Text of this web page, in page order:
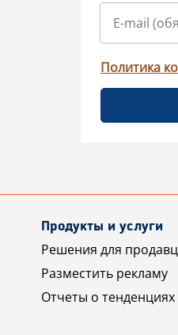
Политика
Продукты и услуги
Решения для
Разместить рекламу
Отчеты о